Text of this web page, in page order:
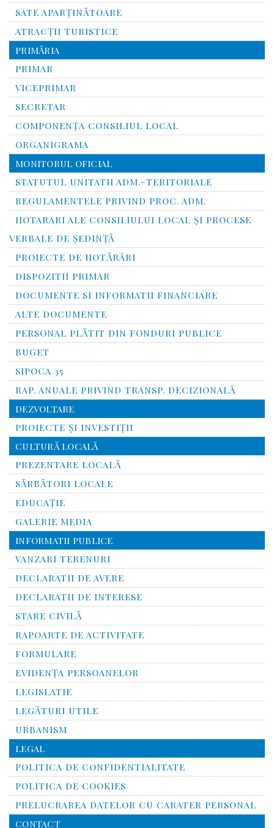
SATE APARȚINĂTOARE
ATRACȚII TURISTICE
PRIMĂRIA
PRIMAR
VICEPRIMAR
SECRETAR
COMPONENȚA CONSILIUL LOCAL
ORGANIGRAMA
MONITORUL OFICIAL
STATUTUL UNITATII ADM.-TERITORIALE
REGULAMENTELE PRIVIND PROC. ADM.
HOTARARI ALE CONSILIULUI LOCAL ȘI PROCESE
VERBALE DE ȘEDINȚĂ
PROIECTE DE HOTĂRÂRI
DISPOZITII PRIMAR
DOCUMENTE SI INFORMATII FINANCIARE
ALTE DOCUMENTE
PERSONAL PLĂTIT DIN FONDURI PUBLICE
BUGET
SIPOCA 35
RAP. ANUALE PRIVIND TRANSP. DECIZIONALĂ
DEZVOLTARE
PROIECTE ȘI INVESTIȚII
CULTURĂ LOCALĂ
PREZENTARE LOCALĂ
SĂRBĂTORI LOCALE
EDUCAȚIE
GALERIE MEDIA
INFORMATII PUBLICE
VANZARI TERENURI
DECLARATII DE AVERE
DECLARATII DE INTERESE
STARE CIVILĂ
RAPOARTE DE ACTIVITATE
FORMULARE
EVIDENȚA PERSOANELOR
LEGISLATIE
LEGĂTURI UTILE
URBANISM
LEGAL
POLITICA DE CONFIDENTIALITATE
POLITICA DE COOKIES
PRELUCRAREA DATELOR CU CARATER PERSONAL
CONTACT